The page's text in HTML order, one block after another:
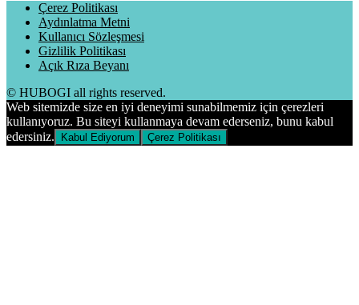
Çerez Politikası
Aydınlatma Metni
Kullanıcı Sözleşmesi
Gizlilik Politikası
Açık Rıza Beyanı
© HUBOGI all rights reserved.
Web sitemizde size en iyi deneyimi sunabilmemiz için çerezleri
kullanıyoruz. Bu siteyi kullanmaya devam ederseniz, bunu kabul
edersiniz.
Kabul Ediyorum Çerez Politikası